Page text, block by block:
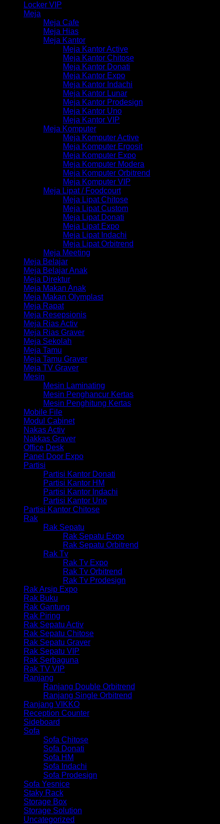
Locker VIP
Meja
Meja Cafe
Meja Hias
Meja Kantor
Meja Kantor Active
Meja Kantor Chitose
Meja Kantor Donati
Meja Kantor Expo
Meja Kantor Indachi
Meja Kantor Lunar
Meja Kantor Prodesign
Meja Kantor Uno
Meja Kantor VIP
Meja Komputer
Meja Komputer Active
Meja Komputer Ergosit
Meja Komputer Expo
Meja Komputer Modera
Meja Komputer Orbitrend
Meja Komputer VIP
Meja Lipat / Foodcourt
Meja Lipat Chitose
Meja Lipat Custom
Meja Lipat Donati
Meja Lipat Expo
Meja Lipat Indachi
Meja Lipat Orbitrend
Meja Meeting
Meja Belajar
Meja Belajar Anak
Meja Direktur
Meja Makan Anak
Meja Makan Olymplast
Meja Rapat
Meja Resepsionis
Meja Rias Activ
Meja Rias Graver
Meja Sekolah
Meja Tamu
Meja Tamu Graver
Meja TV Graver
Mesin
Mesin Laminating
Mesin Penghancur Kertas
Mesin Penghitung Kertas
Mobile File
Modul Cabinet
Nakas Activ
Nakkas Graver
Office Desk
Panel Door Expo
Partisi
Partisi Kantor Donati
Partisi Kantor HM
Partisi Kantor Indachi
Partisi Kantor Uno
Partisi Kantor Chitose
Rak
Rak Sepatu
Rak Sepatu Expo
Rak Sepatu Orbitrend
Rak Tv
Rak Tv Expo
Rak Tv Orbitrend
Rak Tv Prodesign
Rak Arsip Expo
Rak Buku
Rak Gantung
Rak Piring
Rak Sepatu Activ
Rak Sepatu Chitose
Rak Sepatu Graver
Rak Sepatu VIP
Rak Serbaguna
Rak TV VIP
Ranjang
Ranjang Double Orbitrend
Ranjang Single Orbitrend
Ranjang VIKKO
Reception Counter
Sideboard
Sofa
Sofa Chitose
Sofa Donati
Sofa HM
Sofa Indachi
Sofa Prodesign
Sofa Yesnice
Staky Rack
Storage Box
Storage Solution
Uncategorized